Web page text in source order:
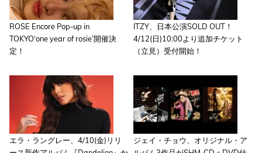
ROSE Encore Pop-up in
TOKYO‘one year of rosie’開催決
定！
ITZY、日本公演SOLD OUT！
4/12(日)10:00より追加チケット
（立見）受付開始！
エラ・ラングレー、4/10(金)リリ
ジェイ・チョウ、オリジナル・ア